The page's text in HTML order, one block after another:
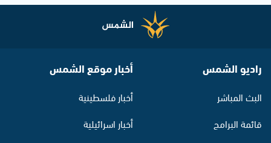
راديو الشمس
البث المباشر
قائمة البرامج
أخبار موقع الشمس
أخبار فلسطينية
أخبار اسرائيلية